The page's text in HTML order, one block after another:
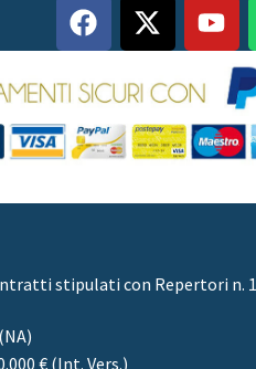
stipulati con Repertori n.
€ (Int. Vers.)